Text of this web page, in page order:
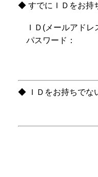
◆ すでにＩＤをお持
ＩＤ(メールアドレ
パスワード：
◆ ＩＤをお持ちでな